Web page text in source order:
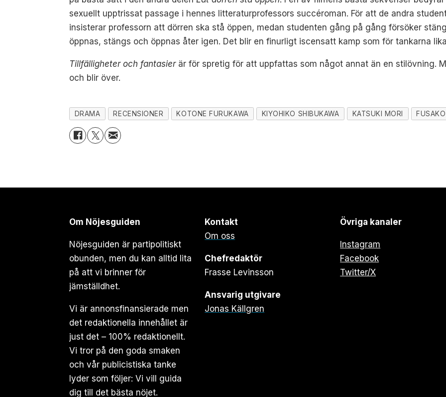
sexuellt upptrissat passage i hennes litteraturprofessors succéroman. För att de andra
insisterar professorn att dörren ska stå öppen, medan studenten gång på gång försöker
öppnas, stängs och öppnas åter igen. Det blir en finurligt iscensatt kamp som för tankarna
Tillfälligheter och fantasier är för spretig för att uppfattas som något annat än en stilövning.
och blir över.
DRAMA RECENSIONER KOTONE FURUKAWA KIYOHIKO SHIBUKAWA KATSUKI MORI
Om Nöjesguiden
Nöjesguiden är partipolitiskt
obunden, men du kan alltid lita
på att vi brinner för
jämställdhet.
Vi är annonsfinansierade men
det redaktionella innehållet är
just det – 100% redaktionellt.
Vi tror på den goda smaken
och vår publicistiska tanke
lyder som följer: Vi vill guida
dig till det bästa nöjet.
Kontakt
Om oss
Chefredaktör
Frasse Levinsson
Ansvarig utgivare
Jonas Källgren
Övriga kanaler
Instagram
Facebook
Twitter/X